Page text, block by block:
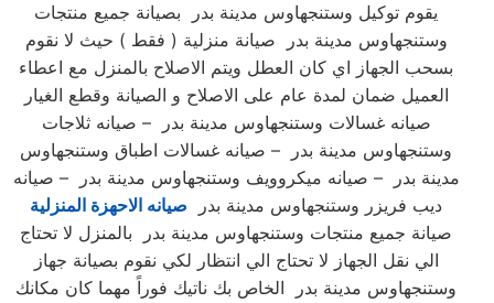
يقوم توكيل وستنجهاوس مدينة بدر بصيانة جميع منتجات
وستنجهاوس مدينة بدر صيانة منزلية ( فقط ) حيث لا نقوم
بسحب الجهاز اي كان العطل ويتم الاصلاح بالمنزل مع اعطاء
العميل ضمان لمدة عام على الاصلاح و الصيانة وقطع الغيار
صيانه غسالات وستنجهاوس مدينة بدر – صيانه ثلاجات
وستنجهاوس مدينة بدر – صيانه غسالات اطباق وستنجهاوس
مدينة بدر – صيانه ميكروويف وستنجهاوس مدينة بدر – صيانه
ديب فريزر وستنجهاوس مدينة بدر صيانه الاحهزة المنزلية
صيانة جميع منتجات وستنجهاوس مدينة بدر بالمنزل لا تحتاج
الي نقل الجهاز لا تحتاج الي انتظار لكي نقوم بصيانة جهاز
وستنجهاوس مدينة بدر الخاص بك ناتيك فوراً مهما كان مكانك